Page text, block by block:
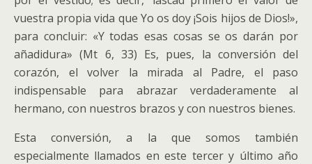
vuestra propia vida que Yo os doy ¡Sois hijos de Dios!»,
para concluir: «Y todas esas cosas se os darán por
añadidura» (Mt 6, 33) Es, pues, la conversión del
corazón, el volver la mirada al Padre, el paso
indispensable para abrazar verdaderamente al
hermano, con nuestros brazos y con nuestros bienes.
Esta conversión, a la que somos también
especialmente llamados en este tercer y último año